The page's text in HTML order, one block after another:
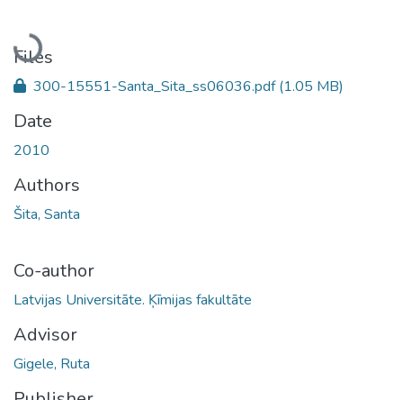
Loading...
Files
300-15551-Santa_Sita_ss06036.pdf(1.05 MB)
Date
2010
Authors
Šita, Santa
Co-author
Latvijas Universitāte. Ķīmijas fakultāte
Advisor
Gigele, Ruta